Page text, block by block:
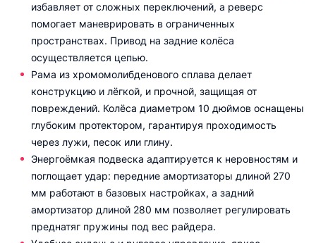
избавляет от сложных переключений, а реверс
помогает маневрировать в ограниченных
пространствах. Привод на задние колёса
осуществляется цепью.
Рама из хромомолибденового сплава делает
конструкцию и лёгкой, и прочной, защищая от
повреждений. Колёса диаметром 10 дюймов оснащены
глубоким протектором, гарантируя проходимость
через лужи, песок или глину.
Энергоёмкая подвеска адаптируется к неровностям и
поглощает удар: передние амортизаторы длиной 270
мм работают в базовых настройках, а задний
амортизатор длиной 280 мм позволяет регулировать
преднатяг пружины под вес райдера.